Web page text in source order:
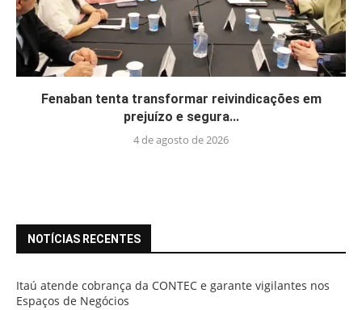
Fenaban tenta transformar reivindicações em
prejuízo e segura...
4 de agosto de 2026
NOTÍCIAS RECENTES
Itaú atende cobrança da CONTEC e garante vigilantes nos
Espaços de Negócios